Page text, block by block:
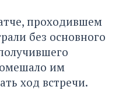
проходившем
без основного
им
ход встречи.